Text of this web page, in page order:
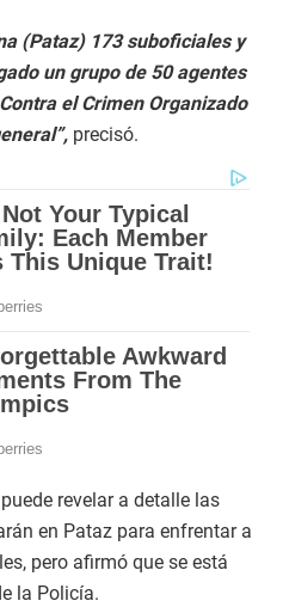
(Pataz) 173 suboficiales y
un grupo de 50 agentes
el Crimen Organizado
precisó.
revelar a detalle las
en Pataz para enfrentar a
pero afirmó que se está
la Policía.